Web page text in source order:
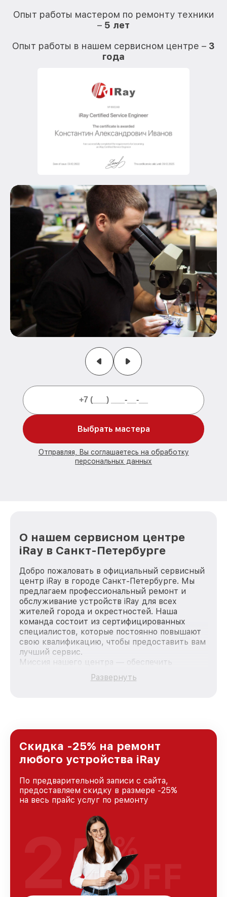
Опыт работы мастером по ремонту техники
– 5 лет
Опыт работы в нашем сервисном центре – 3
года
Выбрать мастера
Отправляя, Вы соглашаетесь на обработку
персональных данных
О нашем сервисном центре
iRay в Санкт-Петербурге
Добро пожаловать в официальный сервисный
центр iRay в городе Санкт-Петербурге. Мы
предлагаем профессиональный ремонт и
обслуживание устройств iRay для всех
жителей города и окрестностей. Наша
команда состоит из сертифицированных
специалистов, которые постоянно повышают
свою квалификацию, чтобы предоставить вам
лучший сервис.
Миссия нашего центра — обеспечить
качественный и доступный ремонт для
каждого пользователя продукции iRay, вне
Санкт-Петербурге, постоянно повышая
уровень доверия и лояльности наших
клиентов.
Развернуть
Скидка -25% на ремонт
любого устройства iRay
По предварительной записи с сайта,
предоставляем скидку в размере -25%
на весь прайс услуг по ремонту
25%
OFF